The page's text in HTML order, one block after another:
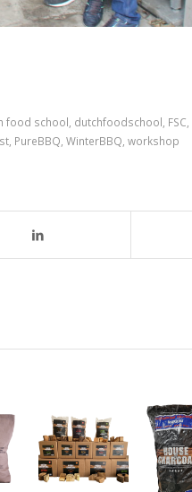
food school, dutchfoodschool, FSC,
, PureBBQ, WinterBBQ, workshop